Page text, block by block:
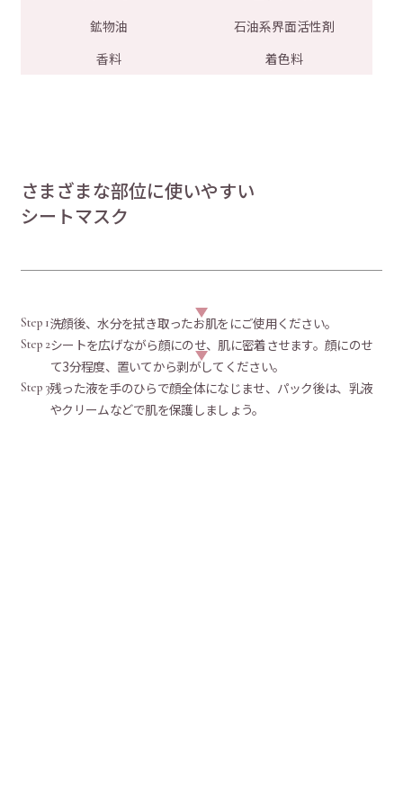
鉱物油
石油系界面活性剤
香料
着色料
さまざまな部位に使いやすい
シートマスク
Step 1洗顔後、水分を拭き取ったお肌をにご使用ください。
Step 2シートを広げながら顔にのせ、肌に密着させます。顔にのせ
て3分程度、置いてから剥がしてください。
Step 3残った液を手のひらで顔全体になじませ、パック後は、乳液
やクリームなどで肌を保護しましょう。